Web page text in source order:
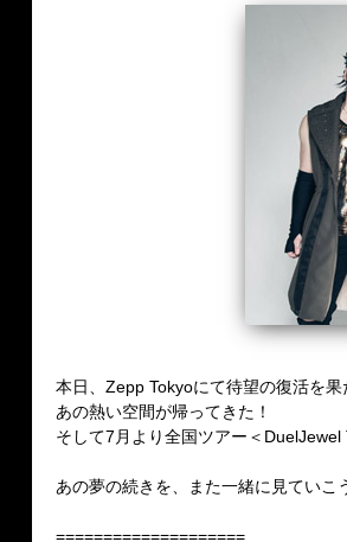
本日、Zepp Tokyoにて待望の復活を果
あの熱い空間が帰ってきた！
そして7月より全国ツアー＜DuelJewel
あの夢の続きを、また一緒に見ていこ
====================